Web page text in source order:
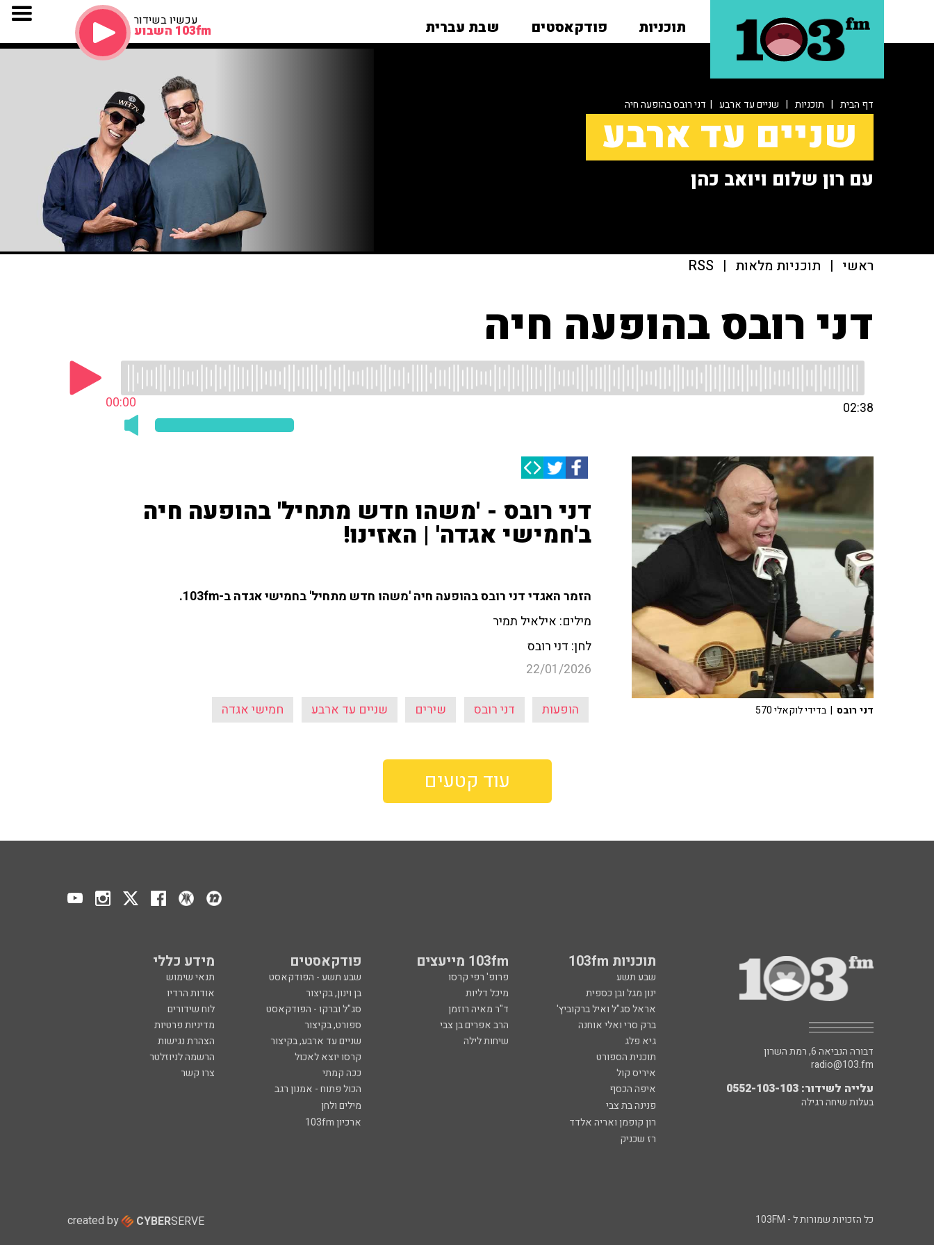
תוכניות פודקאסטים שבת עברית עכשיו בשידור
103fm השבוע
דף הבית | תוכניות | שניים עד ארבע | דני רובס בהופעה חיה
שניים עד ארבע
עם רון שלום ויואב כהן
ראשי | תוכניות מלאות |
RSS
דני רובס בהופעה חיה
00:00 02:38
דני רובס - 'משהו חדש מתחיל' בהופעה חיה
ב'חמישי אגדה' | האזינו!
הזמר האגדי דני רובס בהופעה חיה 'משהו חדש מתחיל' בחמישי אגדה ב-103fm.
מילים: אילאיל תמיר
לחן: דני רובס
22/01/2026
הופעות דני רובס שירים שניים עד ארבע חמישי אגדה דני רובס | בדידי לוקאלי 570
עוד קטעים
תוכניות 103fm 103fm מייעצים פודקאסטים מידע כללי
שבע תשע פרופ' רפי קרסו שבע תשע - הפודקאסט
תנאי שימוש
ינון מגל ובן כספית
מיכל דליות בן וינון, בקיצור
אודות הרדיו
אראל סג"ל ואיל ברקוביץ'
ד"ר מאיה רוזמן סג"ל וברקו - הפודקאסט
לוח שידורים
ברק סרי ואלי אוחנה
הרב אפרים בן צבי ספורט, בקיצור
מדיניות פרטיות
גיא פלג
שיחות לילה שניים עד ארבע, בקיצור
הצהרת נגישות
תוכנית הספורט
קרסו יוצא לאכול
הרשמה לניוזלטר
איריס קול
ככה קמתי
צרו קשר
איפה הכסף
הכול פתוח - אמנון רגב
פנינה בת צבי
מילים ולחן
רון קופמן ואריה אלדד
ארכיון 103fm
רז שכניק
דבורה הנביאה 6, רמת השרון
radio@103.fm
עלייה לשידור: 0552-103-103
בעלות שיחה רגילה
כל הזכויות שמורות ל - 103FM created by CYBERSERVE